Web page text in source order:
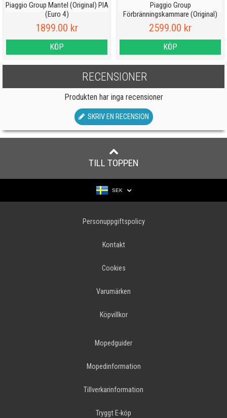
Piaggio Group Mantel (Original) PIA
(Euro 4)
1899.00 kr
KÖP
Piaggio Group
Förbränningskammare (Original)
2599.00 kr
KÖP
RECENSIONER
Produkten har inga recensioner
SKRIV EN RECENSION
TILL TOPPEN
SEK
Personuppgiftspolicy
Kontakt
Cookies
Varumärken
Köpvillkor
Mopedguider
Mopedinformation
Tillverkarinformation
Tryggt E-köp